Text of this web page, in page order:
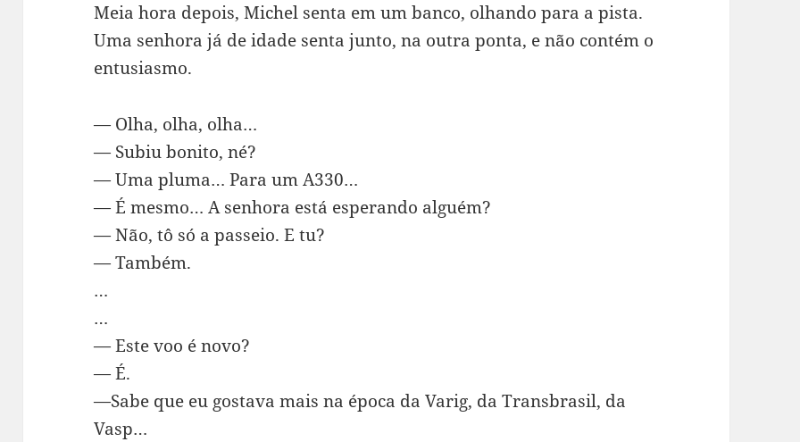
Meia hora depois, Michel senta em um banco, olhando para a pista.
Uma senhora já de idade senta junto, na outra ponta, e não contém o
entusiasmo.
— Olha, olha, olha…
— Subiu bonito, né?
— Uma pluma… Para um A330…
— É mesmo… A senhora está esperando alguém?
— Não, tô só a passeio. E tu?
— Também.
…
…
— Este voo é novo?
— É.
—Sabe que eu gostava mais na época da Varig, da Transbrasil, da
Vasp…